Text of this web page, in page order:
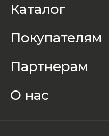
Каталог
Покупателям
Партнерам
О нас